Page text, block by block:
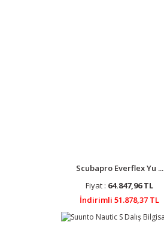
Scubapro Everflex Yu ...
Fiyat : 64.847,96 TL
İndirimli 51.878,37 TL